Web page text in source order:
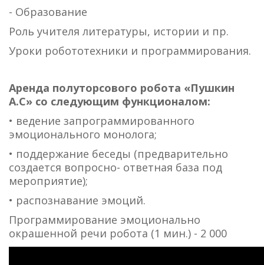
- Образование
Роль учителя литературы, истории и пр.
Уроки робототехники и программирования.
Аренда полуторсового робота «Пушкин
А.С» со следующим функционалом:
• ведение запрограммированного
эмоционального монолога;
• поддержание беседы (предварительно
создается вопросно- ответная база под
мероприятие);
• распознавание эмоций.
Программирование эмоционально
окрашенной речи робота (1 мин.) - 2 000